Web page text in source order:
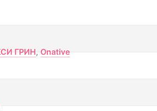
ГРИН, Onative